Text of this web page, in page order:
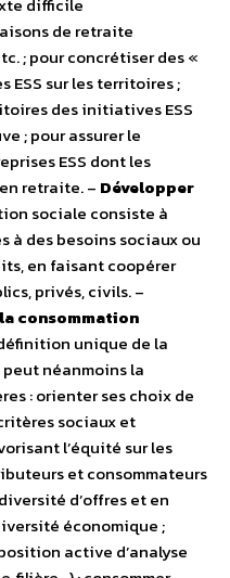
difficile
de retraite
; pour concrétiser des «
ESS sur les territoires ;
des initiatives ESS
; pour assurer le
ESS dont les
retraite. – Développer
sociale consiste à
à des besoins sociaux ou
en faisant coopérer
privés, civils. –
consommation
définition unique de la
néanmoins la
: orienter ses choix de
sociaux et
l’équité sur les
et consommateurs
d’offres et en
économique ;
active d’analyse